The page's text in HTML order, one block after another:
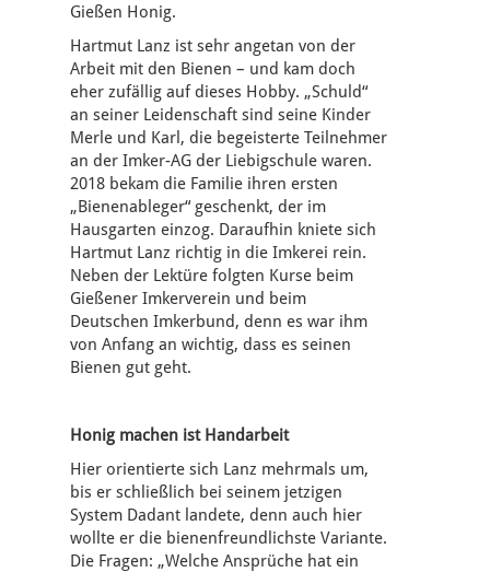
Gießen Honig.
Hartmut Lanz ist sehr angetan von der
Arbeit mit den Bienen – und kam doch
eher zufällig auf dieses Hobby. „Schuld“
an seiner Leidenschaft sind seine Kinder
Merle und Karl, die begeisterte Teilnehmer
an der Imker-AG der Liebigschule waren.
2018 bekam die Familie ihren ersten
„Bienenableger“ geschenkt, der im
Hausgarten einzog. Daraufhin kniete sich
Hartmut Lanz richtig in die Imkerei rein.
Neben der Lektüre folgten Kurse beim
Gießener Imkerverein und beim
Deutschen Imkerbund, denn es war ihm
von Anfang an wichtig, dass es seinen
Bienen gut geht.
Honig machen ist Handarbeit
Hier orientierte sich Lanz mehrmals um,
bis er schließlich bei seinem jetzigen
System Dadant landete, denn auch hier
wollte er die bienenfreundlichste Variante.
Die Fragen: „Welche Ansprüche hat ein